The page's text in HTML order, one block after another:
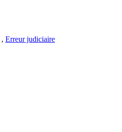
, Erreur judiciaire